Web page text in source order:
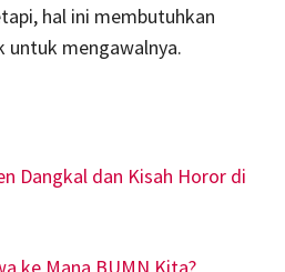
hal ini membutuhkan
untuk mengawalnya.
Dangkal dan Kisah Horor di